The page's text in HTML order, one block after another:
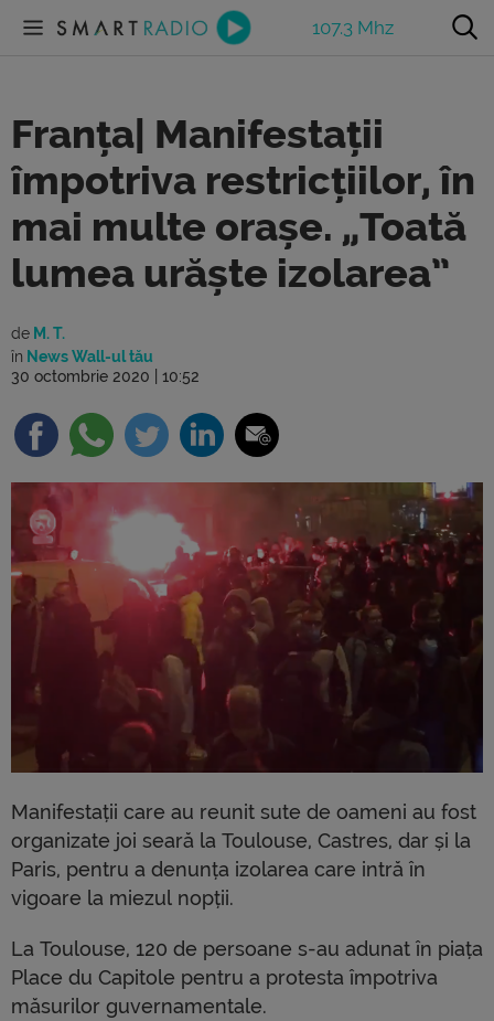
107.3 Mhz
Franța| Manifestații
împotriva restricțiilor, în
mai multe orașe. „Toată
lumea urăște izolarea”
de M. T.
în News Wall-ul tău
30 octombrie 2020 | 10:52
Manifestații care au reunit sute de oameni au fost
organizate joi seară la Toulouse, Castres, dar și la
Paris, pentru a denunța izolarea care intră în
vigoare la miezul nopții.
La Toulouse, 120 de persoane s-au adunat în piața
Place du Capitole pentru a protesta împotriva
măsurilor guvernamentale.